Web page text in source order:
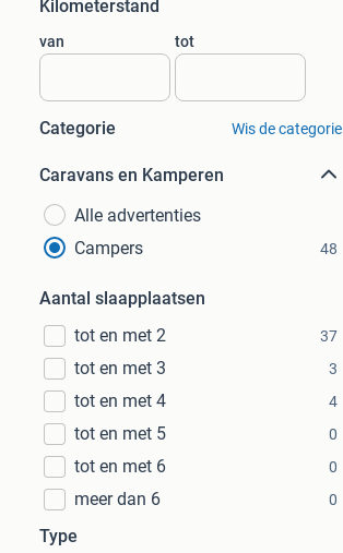
Kilometerstand
van tot
Categorie Wis de categorie
Caravans en Kamperen
Alle advertenties
Campers
48
Aantal slaapplaatsen
tot en met 2
37
tot en met 3 3
tot en met 4 4
tot en met 5 0
tot en met 6 0
meer dan 6 0
Type